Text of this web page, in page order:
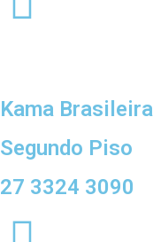
Kama Brasileira
Segundo Piso
27 3324 3090